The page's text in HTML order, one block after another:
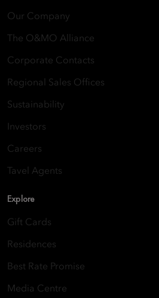
Our Company
The O&MO Alliance
Corporate Contacts
Regional Sales Offices
Sustainability
Investors
Careers
Tavel Agents
Explore
Gift Cards
Residences
Best Rate Promise
Media Centre